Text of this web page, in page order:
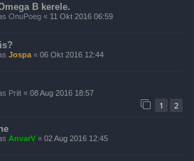
B kerele.
OnuPoeg « 11 Okt 2016 06:59
Jospa « 06 Okt 2016 12:44
Priit « 08 Aug 2016 18:57
1 2
AnvarV « 02 Aug 2016 12:45